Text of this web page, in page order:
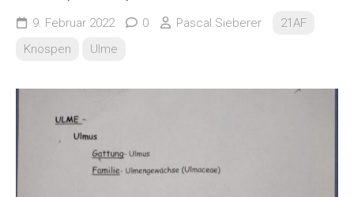
9. Februar 2022 0 Pascal.Sieberer
21AF
Knospen
Ulme